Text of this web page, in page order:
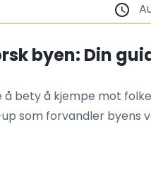
byen: Din
bety å kjempe mot
som forvandler byens